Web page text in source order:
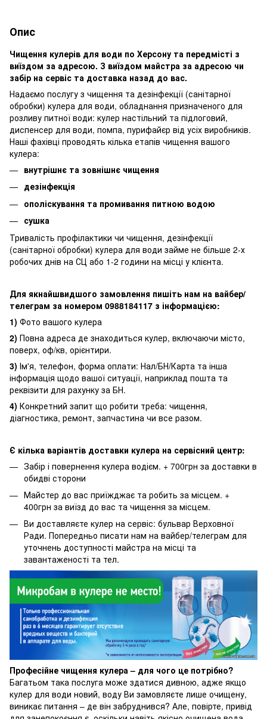
Опис
Чищення кулерів для води по Херсону та передмісті з
виїздом за адресою. З виїздом майстра за адресою чи
забір на сервіс та доставка назад до вас.
Надаємо послугу з чищення та дезінфекції (санітарної
обробки) кулера для води, обладнання призначеного для
розливу питної води: кулер настільний та підлоговий,
диспенсер для води, помпа, пурифайєр від усіх виробників.
Наші фахівці проводять кілька етапів чищення вашого
кулера:
внутрішнє та зовнішнє чищення
дезінфекція
ополіскування та промивання питною водою
сушка
Тривалість профілактики чи чищення, дезінфекції
(санітарної обробки) кулера для води займе не більше 2-х
робочих днів на СЦ або 1-2 години на місці у клієнта.
Для якнайшвидшого замовлення пишіть нам на вайбер/
телеграм за номером 0988184117 з інформацією:
1) Фото вашого кулера
2) Повна адреса де знаходиться кулер, включаючи місто,
поверх, оф/кв, орієнтири.
3) Ім'я, телефон, форма оплати: Нал/БН/Карта та інша
інформація щодо вашої ситуації, наприклад пошта та
реквізити для рахунку за БН.
4) Конкретний запит що робити треба: чищення,
діагностика, ремонт, запчастина чи все разом.
Є кілька варіантів доставки кулера на сервісний центр:
Забір і повернення кулера водієм. + 700грн за доставки в
обидві сторони
Майстер до вас приїжджає та робить за місцем. +
400грн за виїзд до вас та чищення за місцем.
Ви доставляєте кулер на сервіс: бульвар Верховної
Ради. Попередньо писати нам на вайбер/телеграм для
уточнень доступності майстра на місці та
завантаженості та тел.
Професійне чищення кулера – для чого це потрібно?
Багатьом така послуга може здатися дивною, адже якщо
кулер для води новий, воду Ви замовляєте лише очищену,
виникає питання – де він забруднився? Але, повірте, привід